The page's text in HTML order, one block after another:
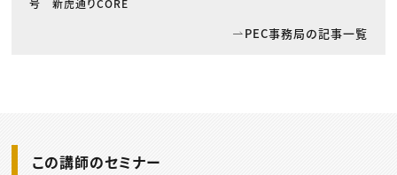
号 新虎通りCORE
PEC事務局の記事一覧
この講師のセミナー